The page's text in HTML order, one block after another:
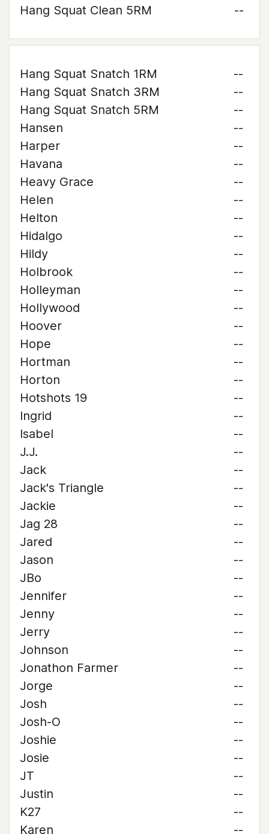
Hang Squat Clean 5RM
--
Hang Squat Snatch 1RM
--
Hang Squat Snatch 3RM
--
Hang Squat Snatch 5RM
--
Hansen
--
Harper
--
Havana
--
Heavy Grace
--
Helen
--
Helton
--
Hidalgo
--
Hildy
--
Holbrook
--
Holleyman
--
Hollywood
--
Hoover
--
Hope
--
Hortman
--
Horton
--
Hotshots 19
--
Ingrid
--
Isabel
--
J.J.
--
Jack
--
Jack's Triangle
--
Jackie
--
Jag 28
--
Jared
--
Jason
--
JBo
--
Jennifer
--
Jenny
--
Jerry
--
Johnson
--
Jonathon Farmer
--
Jorge
--
Josh
--
Josh-O
--
Joshie
--
Josie
--
JT
--
Justin
--
K27
--
Karen
--